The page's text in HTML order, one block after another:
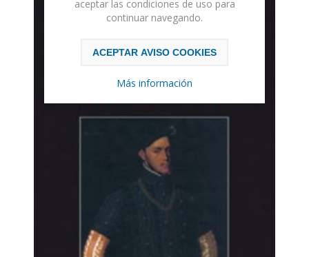
aceptar las condiciones de uso para
continuar navegando.
ACEPTAR AVISO COOKIES
Más información